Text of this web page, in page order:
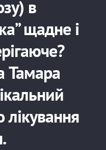
в
щадне і
Тамара